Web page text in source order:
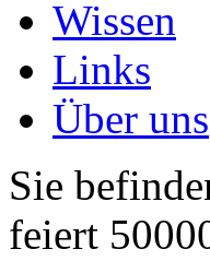
Wissen
Links
Über uns
Sie
feiert